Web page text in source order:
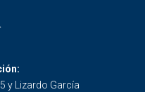
y Lizardo García